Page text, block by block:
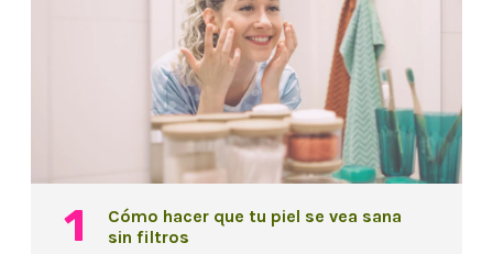
Cómo hacer que tu piel se vea sana
sin filtros